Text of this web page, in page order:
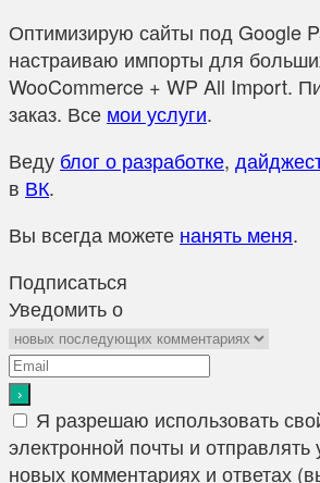
Оптимизирую сайты под Google
настраиваю импорты для
WooCommerce + WP All Import.
заказ. Все мои услуги.
Веду блог о разработке,
в ВК.
Вы всегда можете нанять меня.
Подписаться
Уведомить о
Я разрешаю использовать
электронной почты и
новых комментариях и ответах